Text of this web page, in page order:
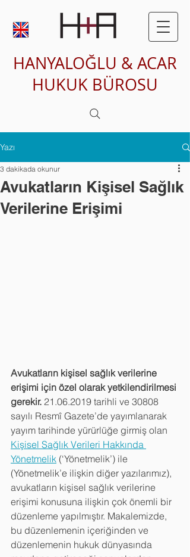
HANYALOĞLU & ACAR
HUKUK BÜROSU
Yazı
Avukatların Kişisel Sağlık
Verilerine Erişimi
3 dakikada okunur
Avukatların kişisel sağlık verilerine
erişimi için özel olarak yetkilendirilmesi
gerekir. 21.06.2019 tarihli ve 30808
sayılı Resmî Gazete’de yayımlanarak
yayım tarihinde yürürlüğe girmiş olan
Kişisel Sağlık Verileri Hakkında
Yönetmelik (‘Yönetmelik’) ile
(Yönetmelik’e ilişkin diğer yazılarımız),
avukatların kişisel sağlık verilerine
erişimi konusuna ilişkin çok önemli bir
düzenleme yapılmıştır. Makalemizde,
bu düzenlemenin içeriğinden ve
düzenlemenin hukuk dünyasında